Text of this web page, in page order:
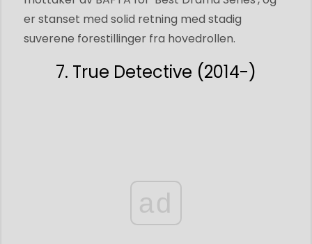
er stanset med solid retning med stadig
suverene forestillinger fra hovedrollen.
7. True Detective (2014-)
ad